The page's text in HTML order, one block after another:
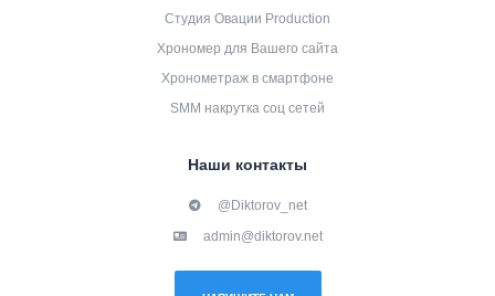
Студия Овации Production
Хрономер для Вашего сайта
Хронометраж в смартфоне
SMM накрутка соц сетей
Наши контакты
@Diktorov_net
admin@diktorov.net